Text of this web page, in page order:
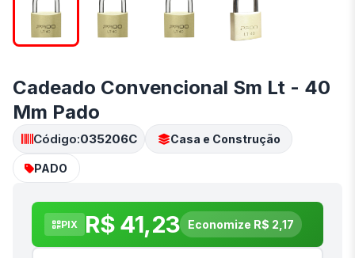
Cadeado Convencional Sm Lt - 40
Mm Pado
Código:035206C Casa e Construção
PADO
PIX R$ 41,23 Economize R$ 2,17